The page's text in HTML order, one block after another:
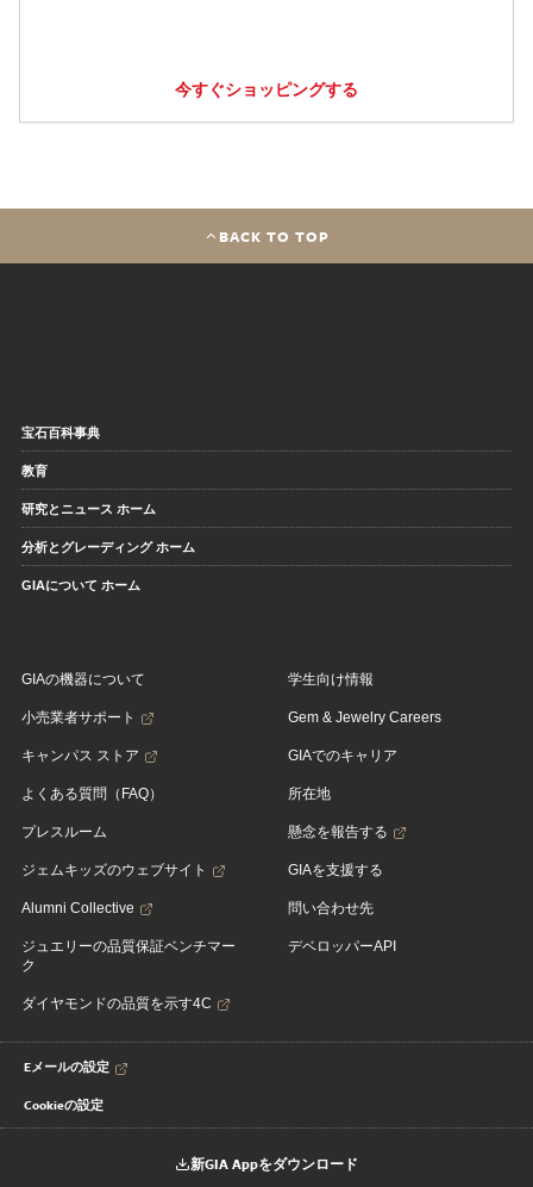
今すぐショッピングする
BACK TO TOP
宝石百科事典
教育
研究とニュース ホーム
分析とグレーディング ホーム
GIAについて ホーム
GIAの機器について
小売業者サポート
キャンパス ストア
よくある質問（FAQ）
プレスルーム
ジェムキッズのウェブサイト
Alumni Collective
ジュエリーの品質保証ベンチマー
ク
ダイヤモンドの品質を示す4C
学生向け情報
Gem & Jewelry Careers
GIAでのキャリア
所在地
懸念を報告する
GIAを支援する
問い合わせ先
デベロッパーAPI
Eメールの設定
Cookieの設定
新GIA Appをダウンロード